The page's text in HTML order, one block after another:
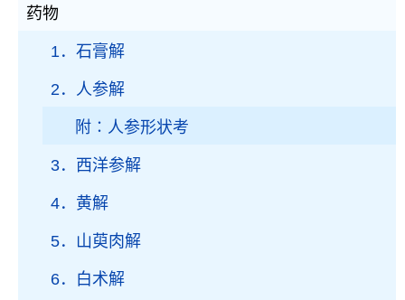
药物
1．石膏解
2．人参解
附∶人参形状考
3．西洋参解
4．黄解
5．山萸肉解
6．白术解